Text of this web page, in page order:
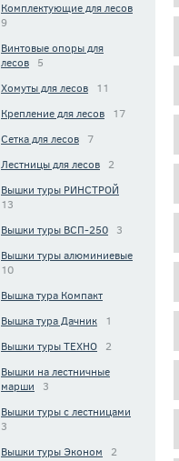
Комплектующие для лесов
9
Винтовые опоры для
лесов
5
Хомуты для лесов
11
Крепление для лесов
17
Сетка для лесов
7
Лестницы для лесов
2
Вышки туры РИНСТРОЙ
13
Вышки туры ВСП-250
3
Вышки туры алюминиевые
10
Вышка тура Компакт
Вышка тура Дачник
1
Вышки туры ТЕХНО
2
Вышки на лестничные
марши
3
Вышки туры с лестницами
3
Вышки туры Эконом
2